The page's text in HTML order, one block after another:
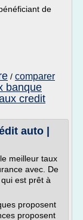
de
/ comparer
banque
credit
auto |
meilleur taux
avec. De
est prêt à
proposent
proposent